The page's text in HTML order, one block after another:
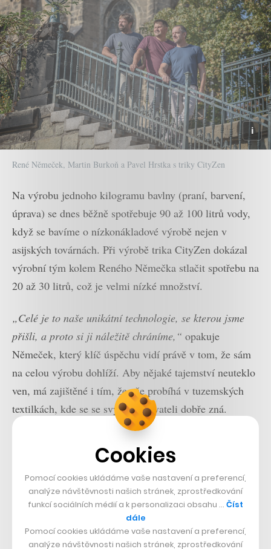
René Němeček, Martin Burkoň a Pavel Hrstka s triky CityZen
Na výrobu jednoho kilogramu bavlny (praní, barvení,
úprava) se dnes běžně spotřebuje 90 až 100 litrů vody,
když se bavíme o nízkonákladové výrobě nejen v
asijských továrnách. Při výrobě trika CityZen dokázal
výrobní tým kolem Reného Němečka stlačit spotřebu na
20 až 30 litrů, což je velmi nízké množství.
„Celé je to naše unikátní technologie, se kterou jsme
přišli, a proto si ji náležitě chráníme,“ opakuje
Němeček, který klíč úspěchu vidí právě v tom, že sám
na celou výrobu dohlíží. Aby nějaké tajemství neuteklo
ven, má zajištěné i tím, že vše probíhá v tuzemských
textilkách, kde se se svými dodavateli dobře zná.
Přečtěte si také
Potřebujeme novou generaci
lidí, která se ozve, když je ve
firmě něco špatně, říká v
CzechCrunch Podcastu Jan
Logické by tak bylo, kdyby si CityZen nechal svou
Cookies
Pomocí cookies ukládáme vaše nastavení a preferencí,
analýze návštěvnosti našich stránek, zprostředkování
funkcí sociálních médií a k personalizaci obsahu … Číst
dále
Pomocí cookies ukládáme vaše nastavení a preferencí,
analýze návštěvnosti našich stránek, zprostředkování